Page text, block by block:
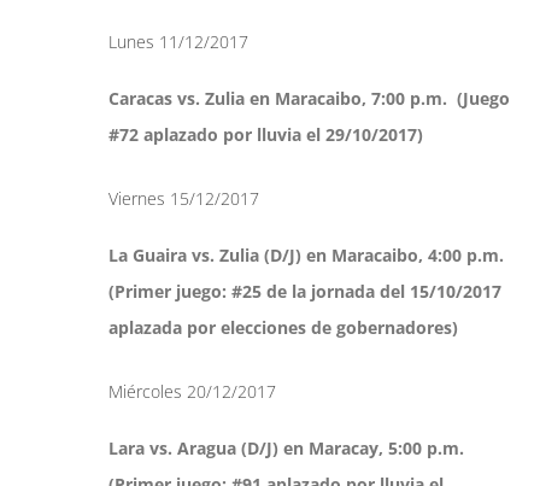
Lunes 11/12/2017
Caracas vs. Zulia en Maracaibo, 7:00 p.m. (Juego
#72 aplazado por lluvia el 29/10/2017)
Viernes 15/12/2017
La Guaira vs. Zulia (D/J) en Maracaibo, 4:00 p.m.
(Primer juego: #25 de la jornada del 15/10/2017
aplazada por elecciones de gobernadores)
Miércoles 20/12/2017
Lara vs. Aragua (D/J) en Maracay, 5:00 p.m.